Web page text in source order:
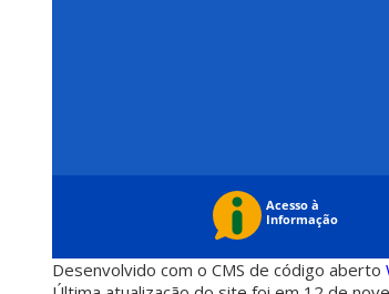
Desenvolvido com o CMS de código aberto